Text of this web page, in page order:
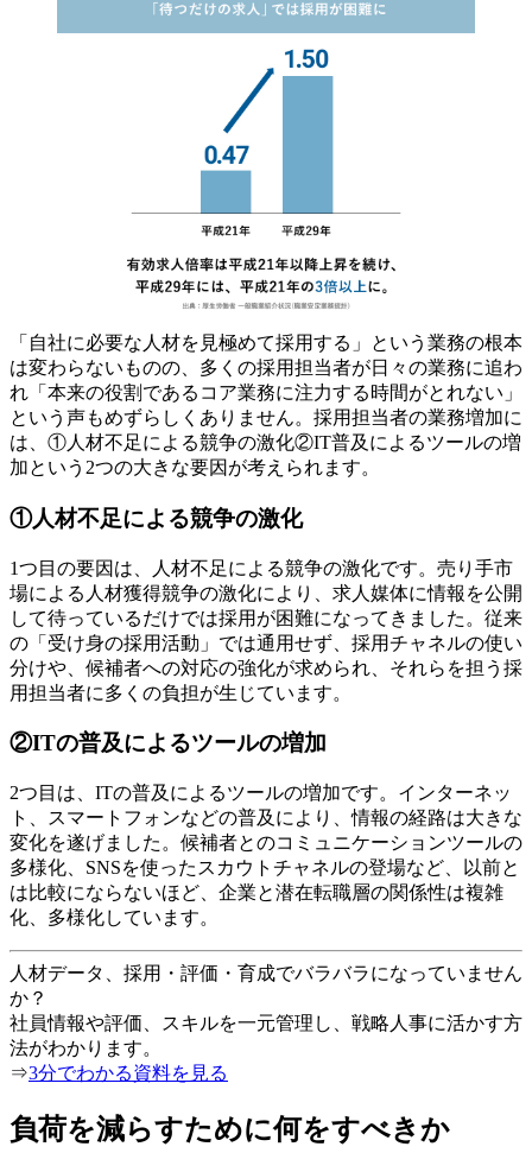
「自社に必要な人材を見極めて採用する」という業務の根本
は変わらないものの、多くの採⽤担当者が⽇々の業務に追わ
れ「本来の役割であるコア業務に注⼒する時間がとれない」
という声もめずらしくありません。採用担当者の業務増加に
は、①人材不足による競争の激化②IT普及によるツールの増
加という2つの大きな要因が考えられます。
①人材不足による競争の激化
1つ目の要因は、人材不足による競争の激化です。売り手市
場による人材獲得競争の激化により、求人媒体に情報を公開
して待っているだけでは採用が困難になってきました。従来
の「受け身の採用活動」では通用せず、採用チャネルの使い
分けや、候補者への対応の強化が求められ、それらを担う採
用担当者に多くの負担が生じています。
②ITの普及によるツールの増加
2つ目は、ITの普及によるツールの増加です。インターネッ
ト、スマートフォンなどの普及により、情報の経路は大きな
変化を遂げました。候補者とのコミュニケーションツールの
多様化、SNSを使ったスカウトチャネルの登場など、以前と
は比較にならないほど、企業と潜在転職層の関係性は複雑
化、多様化しています。
人材データ、採用・評価・育成でバラバラになっていません
か？
社員情報や評価、スキルを一元管理し、戦略人事に活かす方
法がわかります。
⇒3分でわかる資料を見る
負荷を減らすために何をすべきか